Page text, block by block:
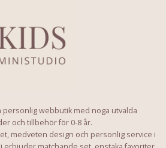
personlig webbutik med noga utvalda
och tillbehör för 0-8 år.
medveten design och personlig service i